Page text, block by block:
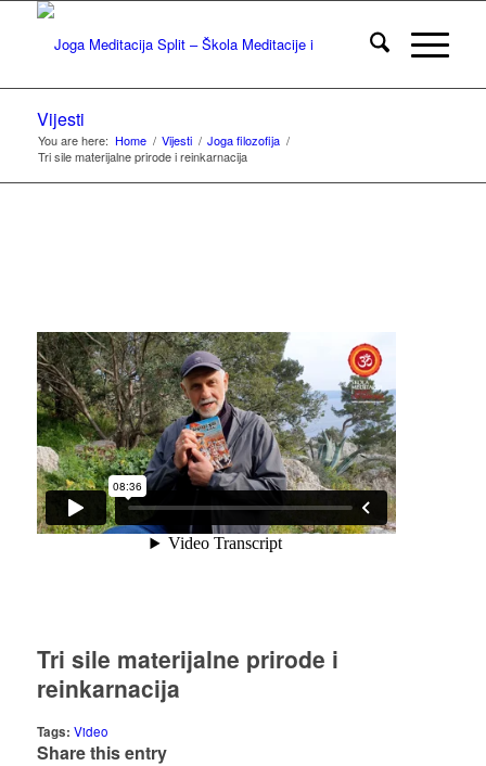
Vijesti
You are here: Home / Vijesti / Joga filozofija /
Tri sile materijalne prirode i reinkarnacija
Tri sile materijalne prirode i
reinkarnacija
Tags: Video
Share this entry